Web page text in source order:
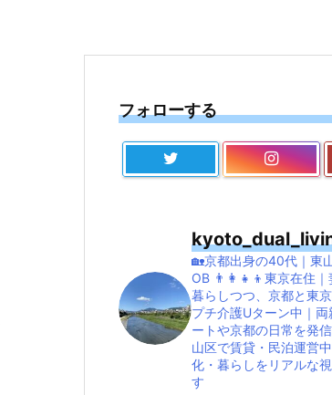
フォローする
🏡京都出身の40代｜東
OB 👨‍👩‍👧‍👦東京在住
暮らしつつ、京都と東
プチ介護Uターン中｜両
ートや京都の日常を発信
山区で賃貸・民泊運営中
化・暮らしをリアルな
す